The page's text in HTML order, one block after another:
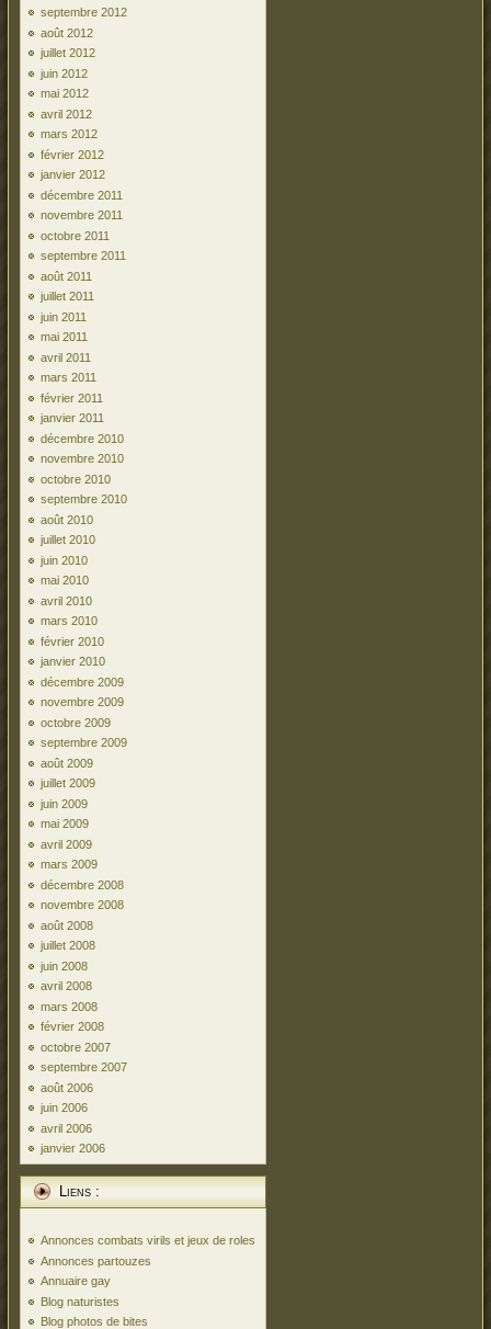
septembre 2012
août 2012
juillet 2012
juin 2012
mai 2012
avril 2012
mars 2012
février 2012
janvier 2012
décembre 2011
novembre 2011
octobre 2011
septembre 2011
août 2011
juillet 2011
juin 2011
mai 2011
avril 2011
mars 2011
février 2011
janvier 2011
décembre 2010
novembre 2010
octobre 2010
septembre 2010
août 2010
juillet 2010
juin 2010
mai 2010
avril 2010
mars 2010
février 2010
janvier 2010
décembre 2009
novembre 2009
octobre 2009
septembre 2009
août 2009
juillet 2009
juin 2009
mai 2009
avril 2009
mars 2009
décembre 2008
novembre 2008
août 2008
juillet 2008
juin 2008
avril 2008
mars 2008
février 2008
octobre 2007
septembre 2007
août 2006
juin 2006
avril 2006
janvier 2006
Liens :
Annonces combats virils et jeux de roles
Annonces partouzes
Annuaire gay
Blog naturistes
Blog photos de bites